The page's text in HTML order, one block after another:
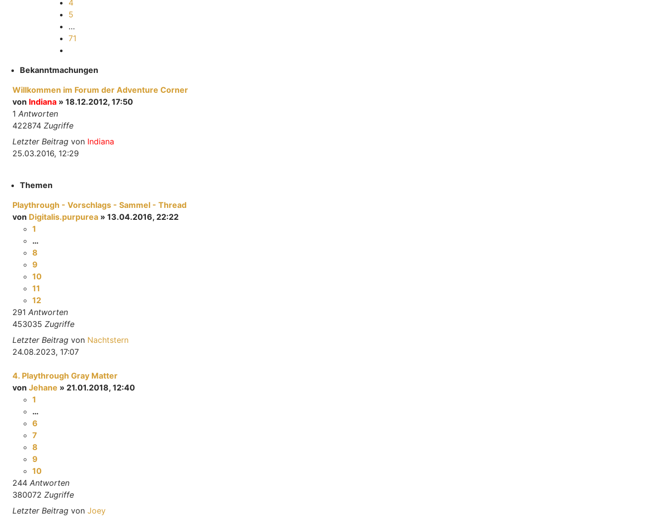
4
5
…
71
Bekanntmachungen
Willkommen im Forum der Adventure Corner
von Indiana » 18.12.2012, 17:50
1 Antworten
422874 Zugriffe
Letzter Beitrag von Indiana
25.03.2016, 12:29
Themen
Playthrough - Vorschlags - Sammel - Thread
von Digitalis.purpurea » 13.04.2016, 22:22
1
…
8
9
10
11
12
291 Antworten
453035 Zugriffe
Letzter Beitrag von Nachtstern
24.08.2023, 17:07
4. Playthrough Gray Matter
von Jehane » 21.01.2018, 12:40
1
…
6
7
8
9
10
244 Antworten
380072 Zugriffe
Letzter Beitrag von Joey